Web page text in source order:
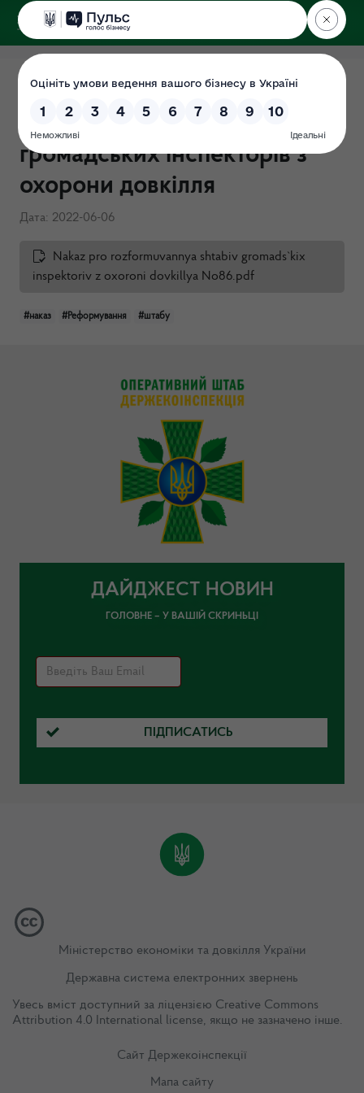
ДЕРЖЕКОІНСПЕКЦІЯ
Поліського округу
Наказ №86 від 06.06.2022
про розформування штабів
громадських інспекторів з
охорони довкілля
Дата: 2022-06-06
Nakaz pro rozformuvannya shtabiv gromads`kix
inspektoriv z oxoroni dovkillya No86.pdf
#наказ #Реформування #штабу
ДАЙДЖЕСТ НОВИН
ГОЛОВНЕ – У ВАШІЙ СКРИНЬЦІ
ПІДПИСАТИСЬ
Міністерство економіки та довкілля України
Державна система електронних звернень
Увесь вміст доступний за ліцензією Creative Commons
Attribution 4.0 International license, якщо не зазначено інше.
Сайт Держекоінспекції
Мапа сайту